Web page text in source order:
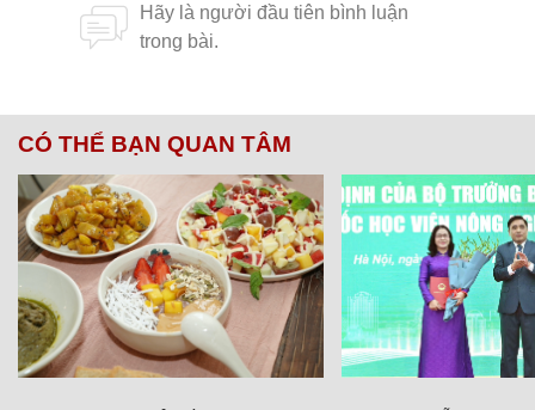
CÓ THỂ BẠN QUAN TÂM